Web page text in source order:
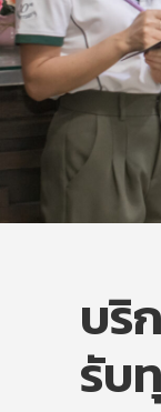
บริ
รับ